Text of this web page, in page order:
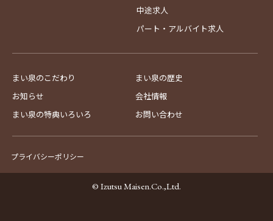
中途求人
パート・アルバイト求人
まい泉のこだわり
まい泉の歴史
お知らせ
会社情報
まい泉の特典いろいろ
お問い合わせ
プライバシーポリシー
© Izutsu Maisen.Co.,Ltd.